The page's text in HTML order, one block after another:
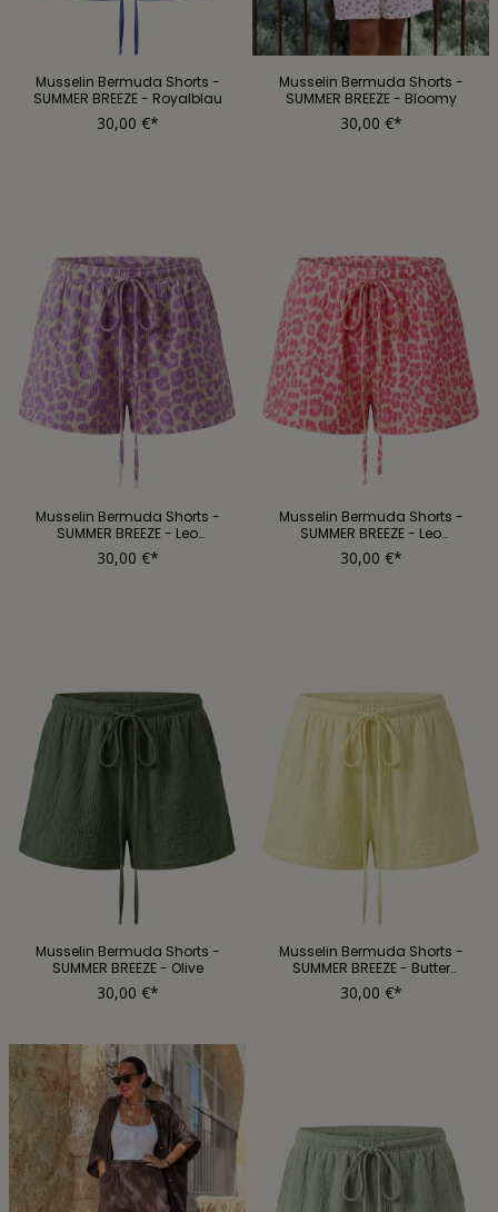
Musselin Bermuda Shorts -
SUMMER BREEZE - Royalblau
30,00 €*
Musselin Bermuda Shorts -
SUMMER BREEZE - Bloomy
30,00 €*
Musselin Bermuda Shorts -
SUMMER BREEZE - Leo
Flieder/Butter
30,00 €*
Musselin Bermuda Shorts -
SUMMER BREEZE - Leo
Pink/Butter
30,00 €*
Musselin Bermuda Shorts -
SUMMER BREEZE - Olive
30,00 €*
Musselin Bermuda Shorts -
SUMMER BREEZE - Butter
Yellow
30,00 €*